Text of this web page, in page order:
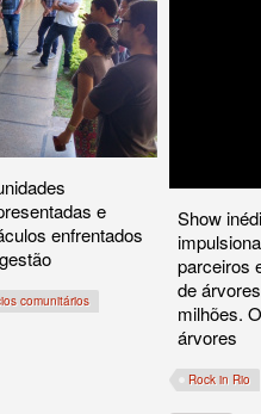
e
enfrentados
comunitários
em negócios de base comunitária
Show
parceiros
de
milhões.
árvores
Rock in Rio